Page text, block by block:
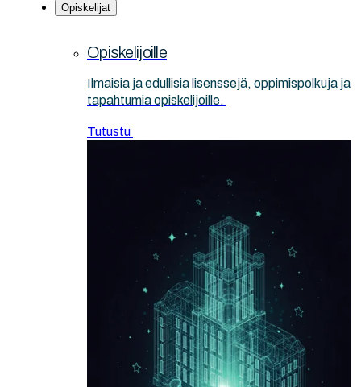
Opiskelijat
Opiskelijoille
Ilmaisia ja edullisia lisenssejä, oppimispolkuja ja
tapahtumia opiskelijoille.
Tutustu